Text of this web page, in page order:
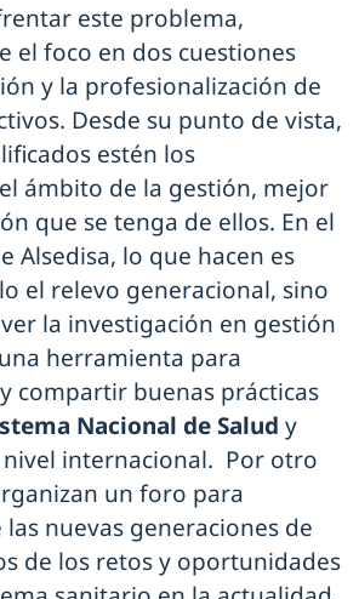
este problema,
el foco en dos cuestiones
y la profesionalización de
Desde su punto de vista,
estén los
ámbito de la gestión, mejor
que se tenga de ellos. En el
Alsedisa, lo que hacen es
el relevo generacional, sino
la investigación en gestión
herramienta para
compartir buenas prácticas
Nacional de Salud y
nivel internacional. Por otro
un foro para
nuevas generaciones de
de los retos y oportunidades